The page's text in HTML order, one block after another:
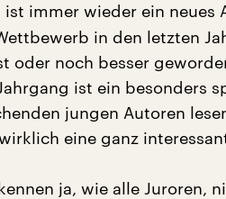
ist immer wieder ein
in den letzten
oder noch besser
ist ein besonders
jungen Autoren
eine ganz
ja, wie alle Juroren,